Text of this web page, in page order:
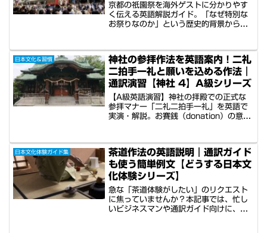
京都の祇園祭を海外ゲストに分かりやす
く伝える英語解説ガイド。「なぜ特別な
お祭りなのか」という歴史的背景から、
の「稚児」まで、インバウンドの関心別
に使える洗練された英語フレーズと口頭
説明用英文を掲載！
日本文化＆習慣
神社の参拝作法を英語案内！二礼
二拍手一礼と願いを込める作法｜
通訳演習【神社 4】A級シリーズ
【A級英語演習】神社の拝殿での正式な
参拝マナー「二礼二拍手一礼」を英語で
実演・解説。お賽銭（donation）の意味
マナーまでを網羅しています。ガイドが
ゲストの代わりに賽銭を入れる際のスマ
ートなフレーズなど、現場で即座に使え
る参拝誘導スキルを日英通訳演習ツール
（Dツール）で習得。
日本文化体験ガイド集
茶道作法の英語説明｜通訳ガイド
も使う簡単例文【どうする日本文
化体験シリーズ】
急な「茶道体験がしたい」のリクエスト
に焦っていませんか？本記事では、忙し
いビジネスマンや通訳ガイド向けに、専